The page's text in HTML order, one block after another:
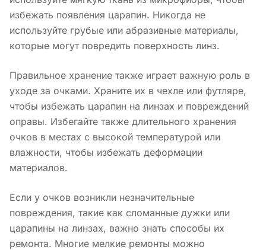
избежать появления царапин. Никогда не
используйте грубые или абразивные материалы,
которые могут повредить поверхность линз.
Правильное хранение также играет важную роль в
уходе за очками. Храните их в чехле или футляре,
чтобы избежать царапин на линзах и повреждений
оправы. Избегайте также длительного хранения
очков в местах с высокой температурой или
влажности, чтобы избежать деформации
материалов.
Если у очков возникли незначительные
повреждения, такие как сломанные дужки или
царапины на линзах, важно знать способы их
ремонта. Многие мелкие ремонты можно